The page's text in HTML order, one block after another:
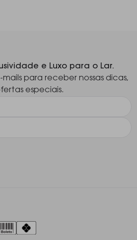
e Luxo para o Lar.
para receber nossas dicas,
especiais.